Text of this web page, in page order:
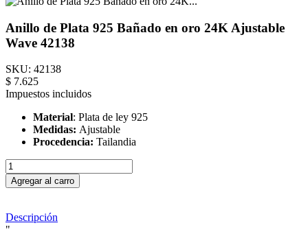
Anillo de Plata 925 Bañado en oro 24K Ajustable
Wave 42138
SKU: 42138
$ 7.625
Impuestos incluidos
Material: Plata de ley 925
Medidas: Ajustable
Procedencia: Tailandia
Agregar al carro
Descripción
"